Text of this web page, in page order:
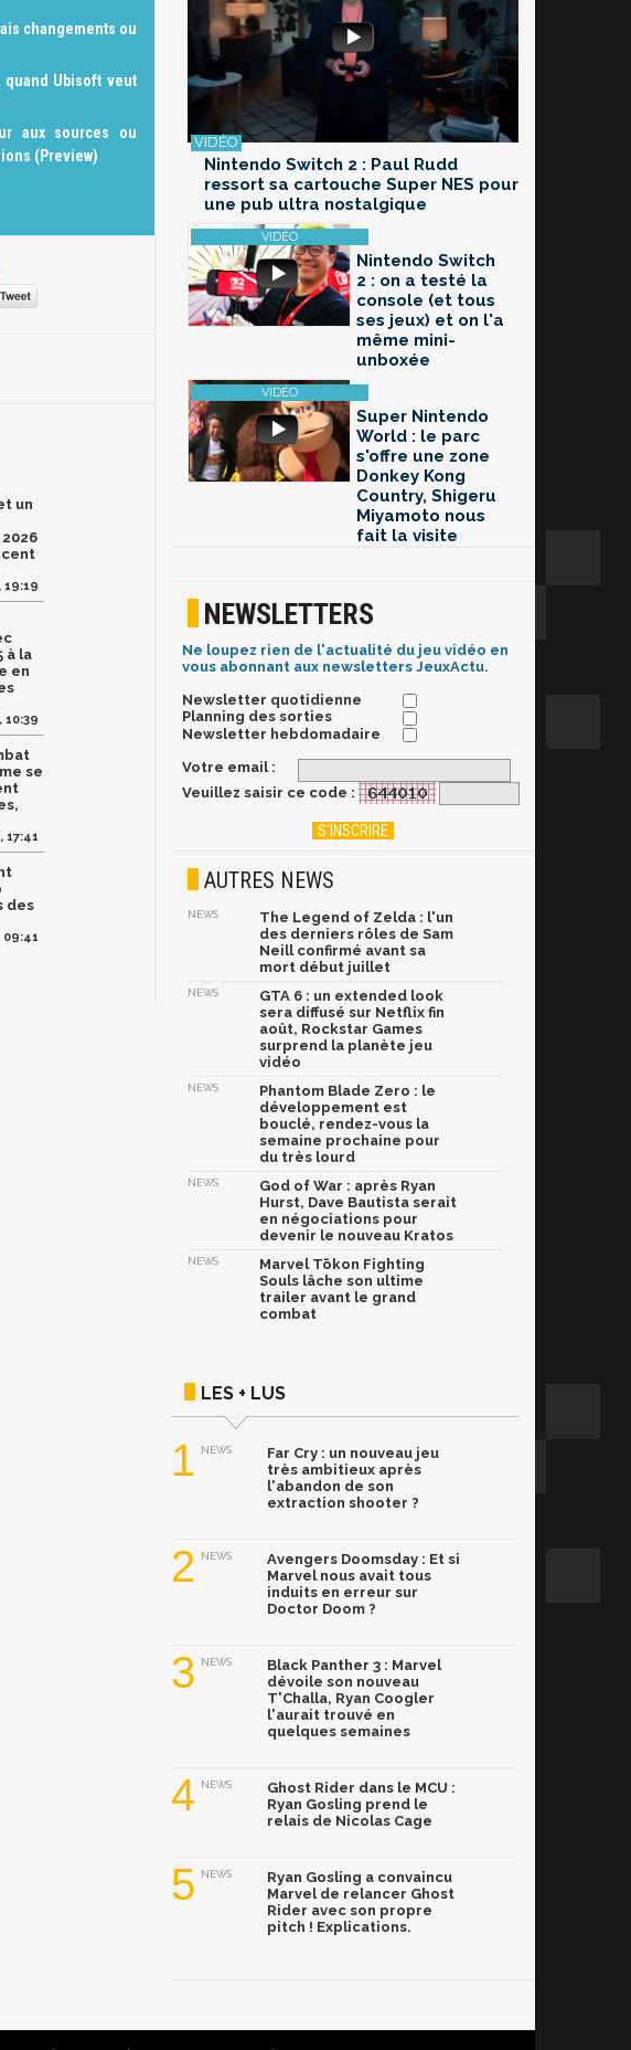
changements ou
quand Ubisoft veut
aux sources ou
(Preview)
un
à la
en
se
des
Nintendo Switch 2 : Paul Rudd
ressort sa cartouche Super NES pour
une pub ultra nostalgique
Nintendo Switch
2 : on a testé la
console (et tous
ses jeux) et on l'a
même mini-
unboxée
Super Nintendo
World : le parc
s'offre une zone
Donkey Kong
Country, Shigeru
Miyamoto nous
fait la visite
NEWSLETTERS
Ne loupez rien de l'actualité du jeu vidéo en
vous abonnant aux newsletters JeuxActu.
Newsletter quotidienne
Planning des sorties
Newsletter hebdomadaire
Votre email :
Veuillez saisir ce code :
AUTRES NEWS
NEWS
The Legend of Zelda : l'un
des derniers rôles de Sam
Neill confirmé avant sa
mort début juillet
NEWS
GTA 6 : un extended look
sera diffusé sur Netflix fin
août, Rockstar Games
surprend la planète jeu
vidéo
NEWS
Phantom Blade Zero : le
développement est
bouclé, rendez-vous la
semaine prochaine pour
du très lourd
NEWS
God of War : après Ryan
Hurst, Dave Bautista serait
en négociations pour
devenir le nouveau Kratos
NEWS
Marvel Tōkon Fighting
Souls lâche son ultime
trailer avant le grand
combat
LES + LUS
1 NEWS
Far Cry : un nouveau jeu
très ambitieux après
l'abandon de son
extraction shooter ?
2 NEWS
Avengers Doomsday : Et si
Marvel nous avait tous
induits en erreur sur
Doctor Doom ?
3 NEWS
Black Panther 3 : Marvel
dévoile son nouveau
T'Challa, Ryan Coogler
l'aurait trouvé en
quelques semaines
4 NEWS
Ghost Rider dans le MCU :
Ryan Gosling prend le
relais de Nicolas Cage
5 NEWS
Ryan Gosling a convaincu
Marvel de relancer Ghost
Rider avec son propre
pitch ! Explications.